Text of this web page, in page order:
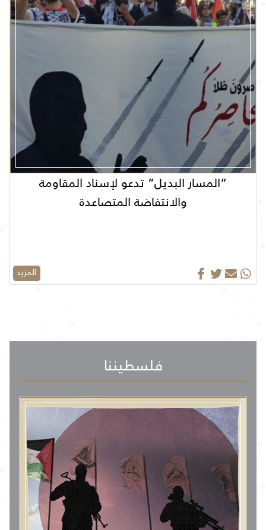
“المسار البديل” تدعو لإسناد المقاومة
والانتفاضة المتصاعدة
المزيد
فلسطيننا